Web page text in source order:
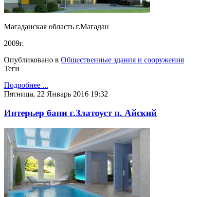
Магаданская область г.Магадан
2009г.
Опубликовано в Общественные здания и сооружения
Теги
Подробнее ...
Пятница, 22 Январь 2016 19:32
Интерьер бани г.Златоуст п. Айский